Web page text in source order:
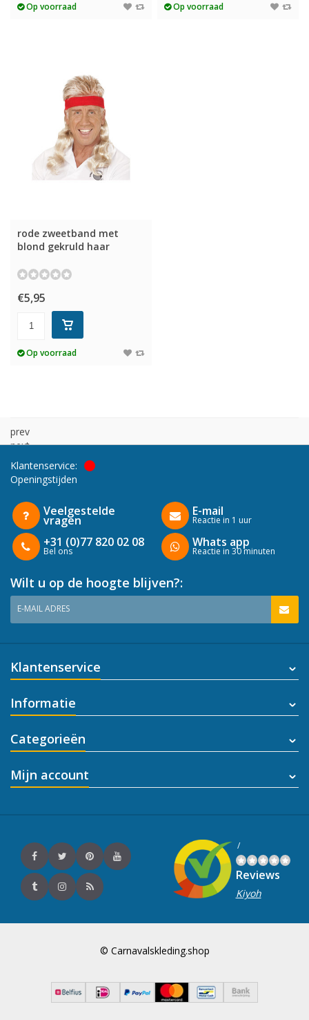
Op voorraad Op voorraad
rode zweetband met
blond gekruld haar
€5,95
Op voorraad
prev
next
Klantenservice:
Openingstijden
Veelgestelde
vragen
+31 (0)77 820 02 08
Bel ons
E-mail
Reactie in 1 uur
Whats app
Reactie in 30 minuten
Wilt u op de hoogte blijven?:
E-MAIL ADRES
Klantenservice
Informatie
Categorieën
Mijn account
/
Reviews
Kiyoh
© Carnavalskleding.shop